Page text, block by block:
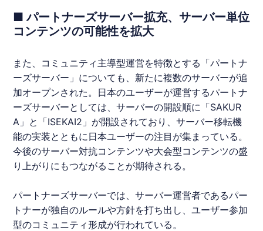
■ パートナーズサーバー拡充、サーバー単位
コンテンツの可能性を拡大
また、コミュニティ主導型運営を特徴とする「パートナ
ーズサーバー」についても、新たに複数のサーバーが追
加オープンされた。日本のユーザーが運営するパートナ
ーズサーバーとしては、サーバーの開設順に「SAKUR
A」と「ISEKAI2」が開設されており、サーバー移転機
能の実装とともに日本ユーザーの注目が集まっている。
今後のサーバー対抗コンテンツや大会型コンテンツの盛
り上がりにもつながることが期待される。
パートナーズサーバーでは、サーバー運営者であるパー
トナーが独自のルールや方針を打ち出し、ユーザー参加
型のコミュニティ形成が行われている。